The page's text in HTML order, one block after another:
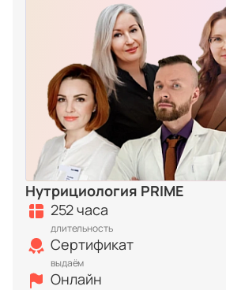
Нутрициология PRIME
252 часа
длительность
Сертификат
выдаём
Онлайн